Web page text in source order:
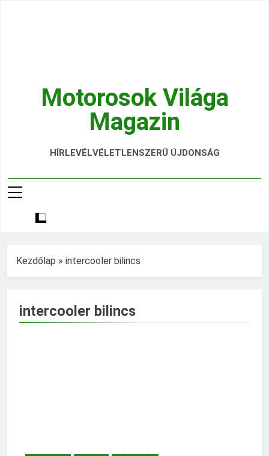
Motorosok Világa
Magazin
Hírek, Tesztek, Élmények Egy Helyen!
HÍRLEVÉLVÉLETLENSZERŰ ÚJDONSÁG
Kezdőlap » intercooler bilincs
intercooler bilincs